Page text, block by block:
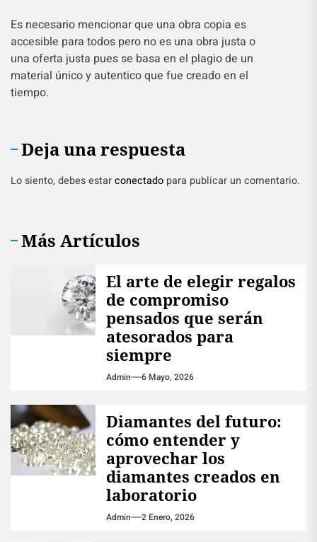
Es necesario mencionar que una obra copia es
accesible para todos pero no es una obra justa o
una oferta justa pues se basa en el plagio de un
material único y autentico que fue creado en el
tiempo.
Deja una respuesta
Lo siento, debes estarconectado para publicar un comentario.
Más Artículos
El arte de elegir regalos
de compromiso
pensados que serán
atesorados para
siempre
Admin 6 Mayo, 2026
Diamantes del futuro:
cómo entender y
aprovechar los
diamantes creados en
laboratorio
Admin 2 Enero, 2026